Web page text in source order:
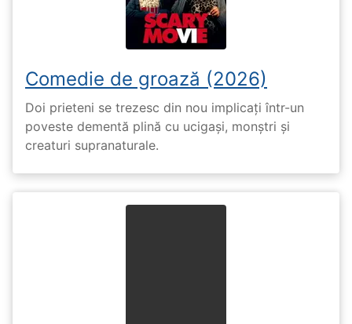
Comedie de groază (2026)
Doi prieteni se trezesc din nou implicați într-un
poveste dementă plină cu ucigași, monștri și
creaturi supranaturale.